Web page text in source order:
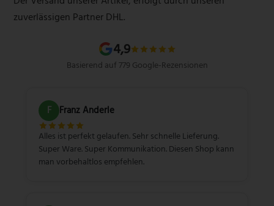
Schärfgutschein einlösen
Wissenswertes über Messer
zuverlässigen Partner DHL.
4,9
Basierend auf 779 Google-Rezensionen
F Franz Anderle
Alles ist perfekt gelaufen. Sehr schnelle Lieferung.
Super Ware. Super Kommunikation. Diesen Shop kann
man vorbehaltlos empfehlen.